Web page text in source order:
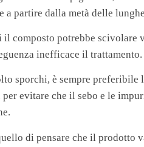
a partire dalla metà delle
il composto potrebbe
inefficace il trattamento.
sporchi, è sempre preferibile
evitare che il sebo e le
di pensare che il prodotto